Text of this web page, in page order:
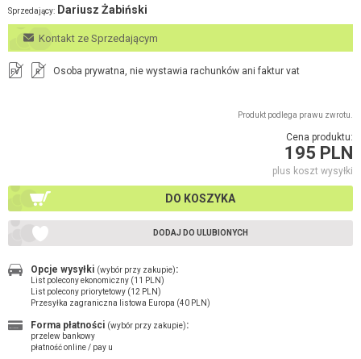
Sprzedający: Dariusz Żabiński
Kontakt ze Sprzedającym
FV R Osoba prywatna, nie wystawia rachunków ani faktur vat
Produkt podlega prawu zwrotu.
Cena produktu:
195 PLN
plus koszt wysyłki
DO KOSZYKA
DODAJ DO ULUBIONYCH
Opcje wysyłki (wybór przy zakupie):
List polecony ekonomiczny (11 PLN)
List polecony priorytetowy (12 PLN)
Przesyłka zagraniczna listowa Europa (40 PLN)
Forma płatności (wybór przy zakupie):
przelew bankowy
płatność online / pay u